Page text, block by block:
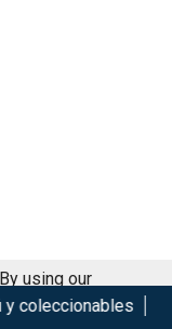
Violent Night 2: El
using our
Got it